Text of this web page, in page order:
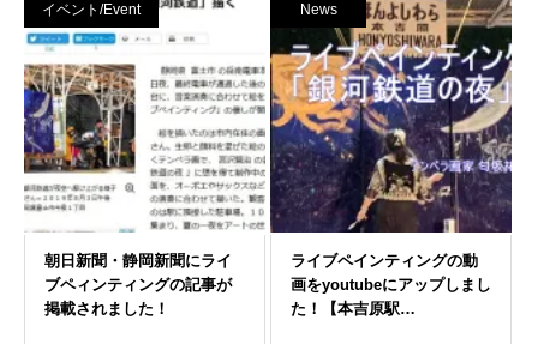
イベント/Event News